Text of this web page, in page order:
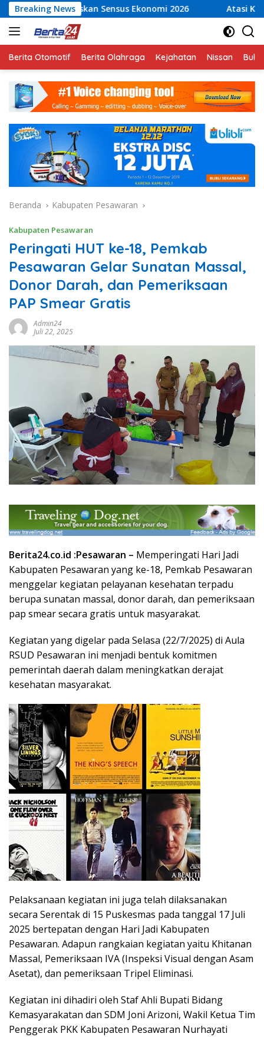
Langsung
ke
konten
Breaking News
Sensus Ekonomi 2026 Atasi Kelangkaan Air
Berita Otomotif Berita Olahraga Kejahatan Nissan
Beranda Kabupaten Pesawaran
Kabupaten Pesawaran
Peringati HUT ke-18, Pemkab
Pesawaran Gelar Sunatan Massal,
Donor Darah, dan Pemeriksaan
PAP Smear Gratis
Admin24
Juli 22, 2025
Berita24.co.id :Pesawaran – Memperingati Hari Jadi
Kabupaten Pesawaran yang ke-18, Pemkab Pesawaran
menggelar kegiatan pelayanan kesehatan terpadu
berupa sunatan massal, donor darah, dan pemeriksaan
pap smear secara gratis untuk masyarakat.
Kegiatan yang digelar pada Selasa (22/7/2025) di Aula
RSUD Pesawaran ini menjadi bentuk komitmen
pemerintah daerah dalam meningkatkan derajat
kesehatan masyarakat.
Pelaksanaan kegiatan ini juga telah dilaksanakan
secara Serentak di 15 Puskesmas pada tanggal 17 Juli
2025 bertepatan dengan Hari Jadi Kabupaten
Pesawaran. Adapun rangkaian kegiatan yaitu Khitanan
Massal, Pemeriksaan IVA (Inspeksi Visual dengan Asam
Asetat), dan pemeriksaan Tripel Eliminasi.
Kegiatan ini dihadiri oleh Staf Ahli Bupati Bidang
Kemasyarakatan dan SDM Joni Arizoni, Wakil Ketua Tim
Penggerak PKK Kabupaten Pesawaran Nurhayati